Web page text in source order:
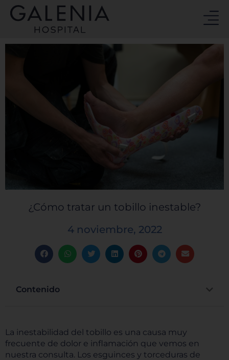
contenido
¿Cómo tratar un tobillo inestable?
4 noviembre, 2022
Contenido
La inestabilidad del tobillo es una causa muy
frecuente de dolor e inflamación que vemos en
nuestra consulta. Los esguinces y torceduras de